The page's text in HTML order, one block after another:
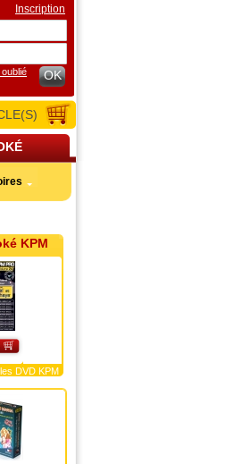
KPM
DVD KPM
Inscription
OK